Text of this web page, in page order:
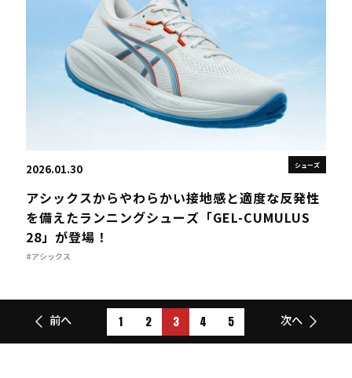
シューズ
2026.01.30
アシックスからやわらかい接地感と適度な反発性
を備えたランニングシューズ「GEL-CUMULUS
28」が登場！
#アシックス
前へ 1 2 3 4 5 次へ